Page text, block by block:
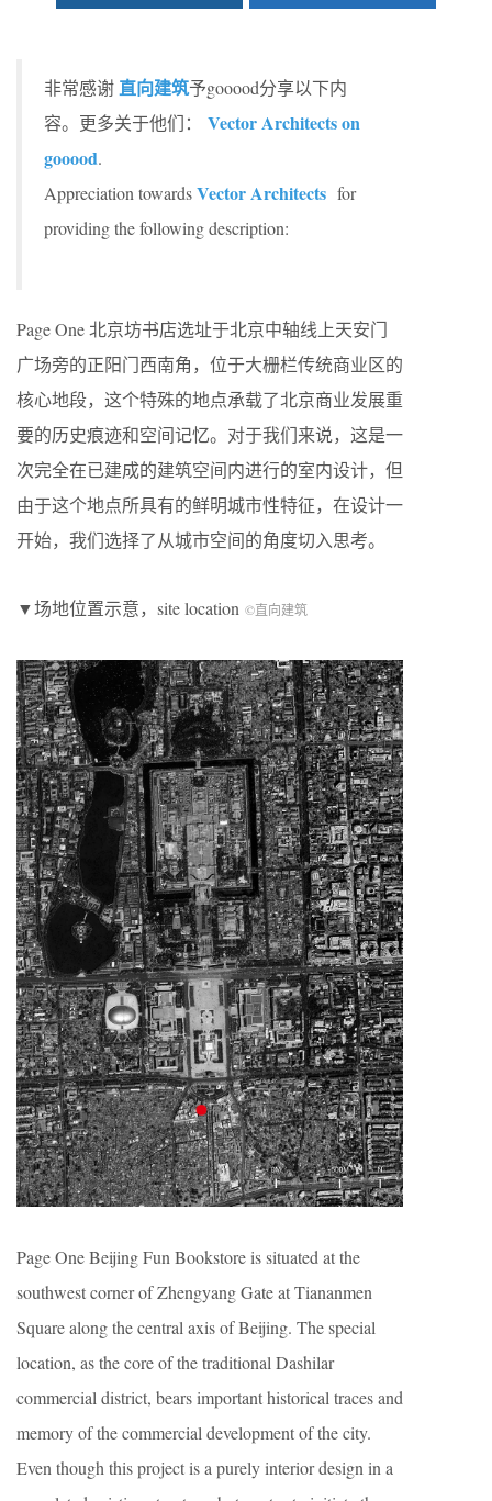
非常感谢直向建筑予gooood分享以下内
容。更多关于他们： Vector Architects on
gooood.
Appreciation towardsVector Architects for
providing the following description:
Page One 北京坊书店选址于北京中轴线上天安门
广场旁的正阳门西南角，位于大栅栏传统商业区的
核心地段，这个特殊的地点承载了北京商业发展重
要的历史痕迹和空间记忆。对于我们来说，这是一
次完全在已建成的建筑空间内进行的室内设计，但
由于这个地点所具有的鲜明城市性特征，在设计一
开始，我们选择了从城市空间的角度切入思考。
▼场地位置示意，site location ©直向建筑
Page One Beijing Fun Bookstore is situated at the
southwest corner of Zhengyang Gate at Tiananmen
Square along the central axis of Beijing. The special
location, as the core of the traditional Dashilar
commercial district, bears important historical traces and
memory of the commercial development of the city.
Even though this project is a purely interior design in a